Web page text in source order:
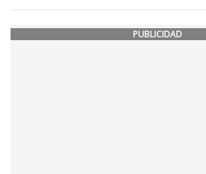
PUBLICIDAD